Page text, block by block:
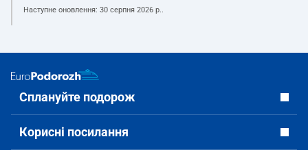
Наступне оновлення: 30 серпня 2026 р..
Сплануйте подорож
Корисні посилання